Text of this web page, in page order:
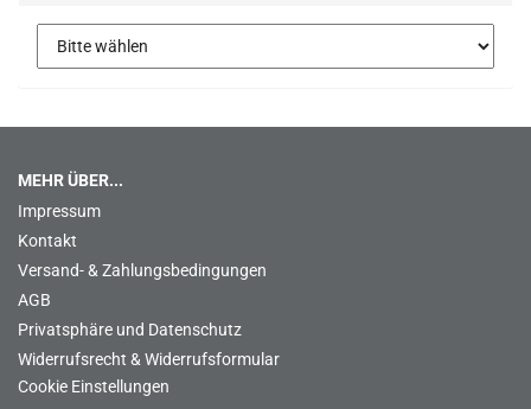
MEHR ÜBER...
Impressum
Kontakt
Versand- & Zahlungsbedingungen
AGB
Privatsphäre und Datenschutz
Widerrufsrecht & Widerrufsformular
Cookie Einstellungen